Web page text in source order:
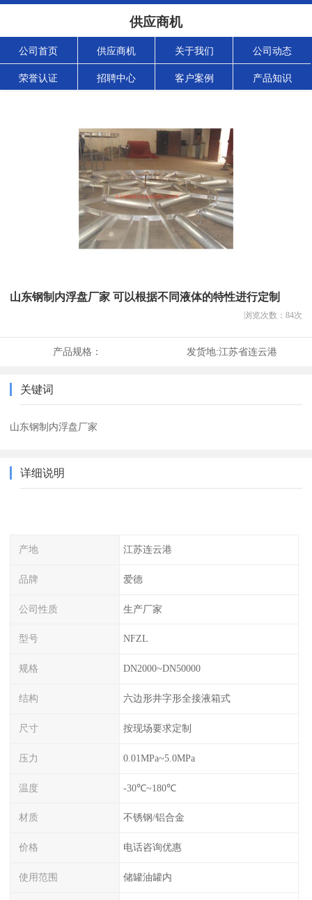
供应商机
公司首页 供应商机 关于我们 公司动态
荣誉认证 招聘中心 客户案例 产品知识
山东钢制内浮盘厂家 可以根据不同液体的特性进行定制
浏览次数： 84次
产品规格： 发货地:江苏省连云港
关键词
山东钢制内浮盘厂家
详细说明
产地 江苏连云港
品牌 爱德
公司性质 生产厂家
型号 NFZL
规格 DN2000~DN50000
结构 六边形井字形全接液箱式
尺寸 按现场要求定制
压力 0.01MPa~5.0MPa
温度 -30℃~180℃
材质 不锈钢/铝合金
价格 电话咨询优惠
使用范围 储罐油罐内